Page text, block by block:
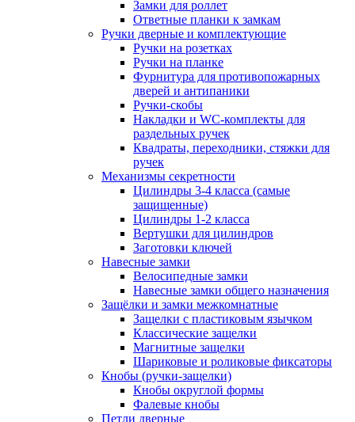
Замки для роллет
Ответные планки к замкам
Ручки дверные и комплектующие
Ручки на розетках
Ручки на планке
Фурнитура для противопожарных
дверей и антипаники
Ручки-скобы
Накладки и WC-комплекты для
раздельных ручек
Квадраты, переходники, стяжки для
ручек
Механизмы секретности
Цилиндры 3-4 класса (самые
защищенные)
Цилиндры 1-2 класса
Вертушки для цилиндров
Заготовки ключей
Навесные замки
Велосипедные замки
Навесные замки общего назначения
Защёлки и замки межкомнатные
Защелки с пластиковым язычком
Классические защелки
Магнитные защелки
Шариковые и роликовые фиксаторы
Кнобы (ручки-защелки)
Кнобы округлой формы
Фалевые кнобы
Петли дверные